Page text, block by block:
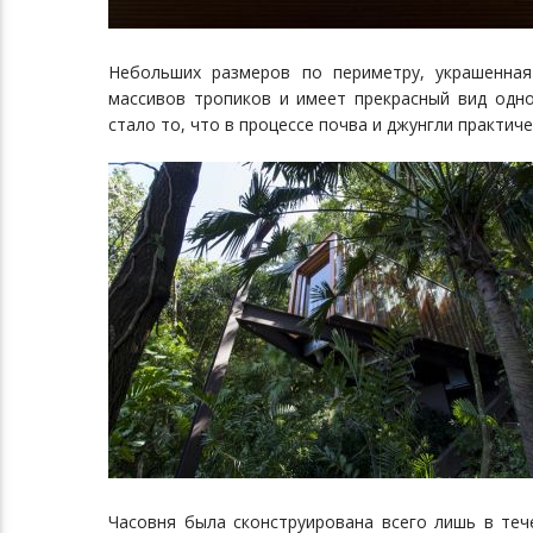
Небольших размеров по периметру,
массивов тропиков и имеет прекрасный вид
стало то, что в процессе почва и джунгли
Часовня была сконструирована всего лишь в